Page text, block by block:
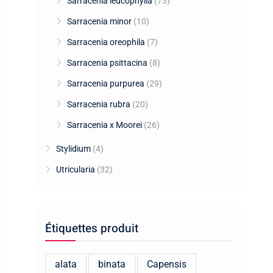
Sarracenia minor (10)
Sarracenia oreophila (7)
Sarracenia psittacina (8)
Sarracenia purpurea (29)
Sarracenia rubra (20)
Sarracenia x Moorei (26)
Stylidium (4)
Utricularia (32)
Étiquettes produit
alata binata Capensis